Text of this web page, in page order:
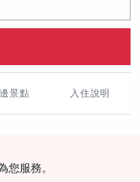
景點 入住說明
您服務。